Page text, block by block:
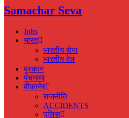
Samachar Seva
Jobs
भारत
भारतीय सेना
भारतीय रेल
मुस्‍कान
पंचनामा
बीकानेर
राजनीति
ACCIDENTS
पुलिस